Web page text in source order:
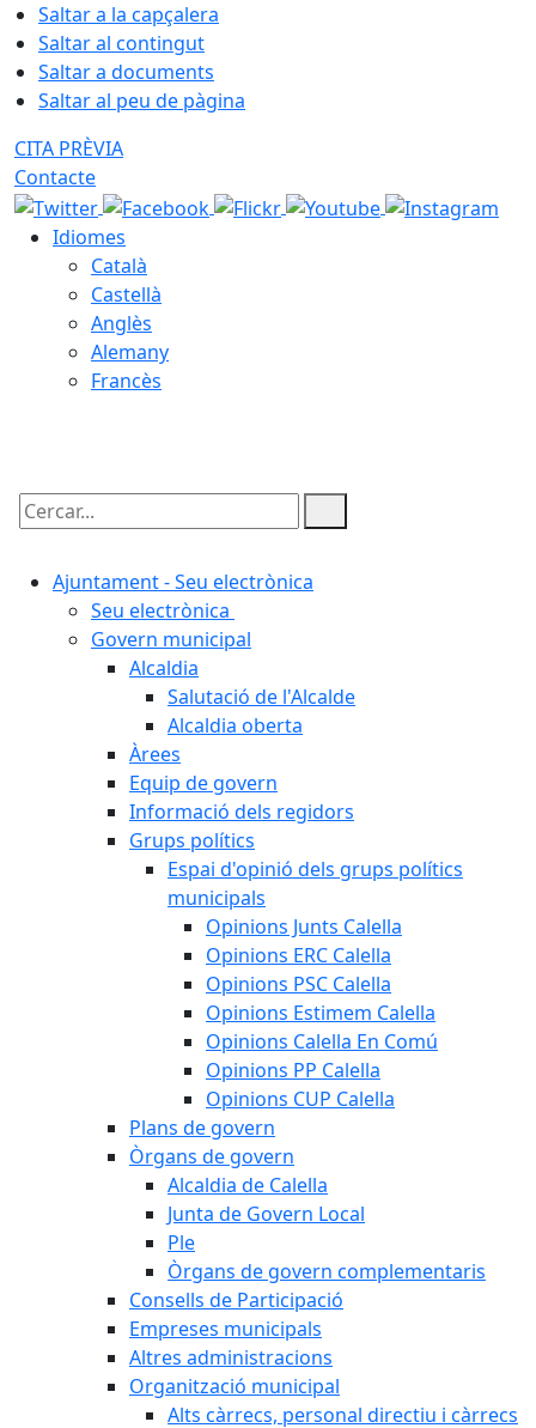
Saltar a la capçalera
Saltar al contingut
Saltar a documents
Saltar al peu de pàgina
CITA PRÈVIA
Contacte
Idiomes
Català
Castellà
Anglès
Alemany
Francès
Cercar:
Ajuntament - Seu electrònica
Seu electrònica
Govern municipal
Alcaldia
Salutació de l'Alcalde
Alcaldia oberta
Àrees
Equip de govern
Informació dels regidors
Grups polítics
Espai d'opinió dels grups polítics
municipals
Opinions Junts Calella
Opinions ERC Calella
Opinions PSC Calella
Opinions Estimem Calella
Opinions Calella En Comú
Opinions PP Calella
Opinions CUP Calella
Plans de govern
Òrgans de govern
Alcaldia de Calella
Junta de Govern Local
Ple
Òrgans de govern complementaris
Consells de Participació
Empreses municipals
Altres administracions
Organització municipal
Alts càrrecs, personal directiu i càrrecs